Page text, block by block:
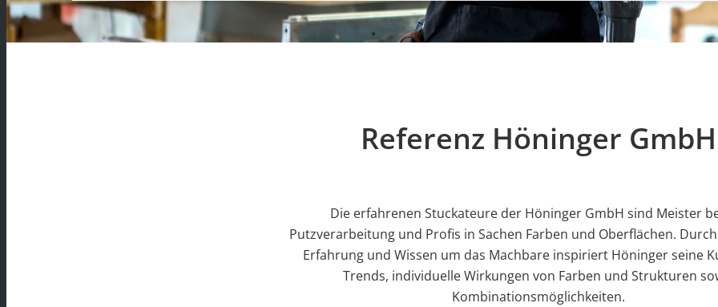
Referenz Höninger GmbH
Die erfahrenen Stuckateure der Höninger GmbH sind Meister
Putzverarbeitung und Profis in Sachen Farben und Oberflächen.
Erfahrung und Wissen um das Machbare inspiriert Höninger seine
Trends, individuelle Wirkungen von Farben und Strukturen
Kombinationsmöglichkeiten.